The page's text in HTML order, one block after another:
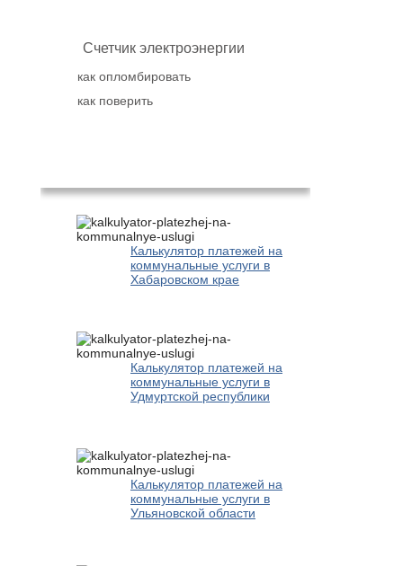
Счетчик электроэнергии
как опломбировать
как поверить
Калькулятор платежей на
коммунальные услуги в
Хабаровском крае
Калькулятор платежей на
коммунальные услуги в
Удмуртской республики
Калькулятор платежей на
коммунальные услуги в
Ульяновской области